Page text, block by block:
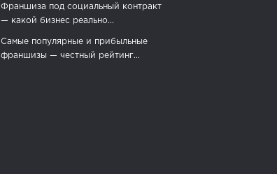
Франшиза под социальный контракт
— какой бизнес реально...
Самые популярные и прибыльные
франшизы — честный рейтинг...